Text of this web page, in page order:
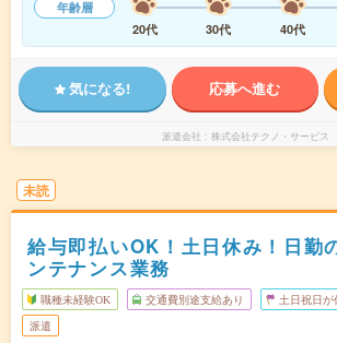
年齢層
20代
30代 40代
気になる! 応募へ進む
派遣会社 株式会社テクノ・サービス
未読
給与即払いOK！土日休み！日勤
ンテナンス業務
職種未経験OK 交通費別途支給あり 土日祝日が
派遣